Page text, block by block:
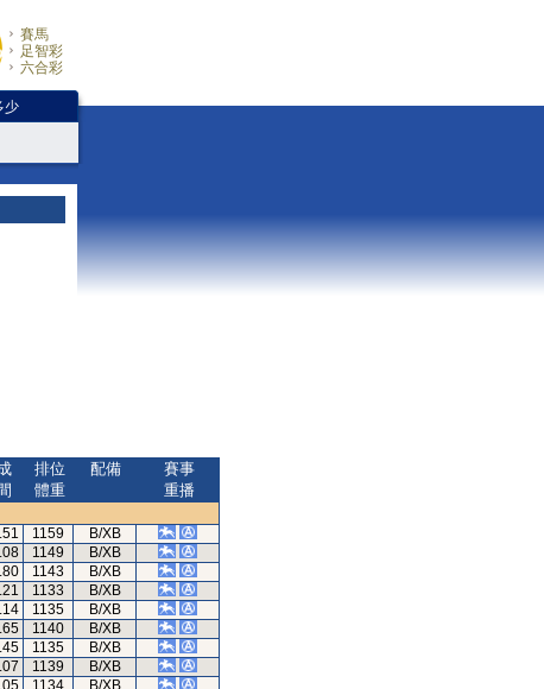
賽馬
足智彩
六合彩
少
排位
體重
配備
賽事
重播
1159
B/XB
1149
B/XB
1143
B/XB
1133
B/XB
1135
B/XB
1140
B/XB
1135
B/XB
1139
B/XB
1134
B/XB